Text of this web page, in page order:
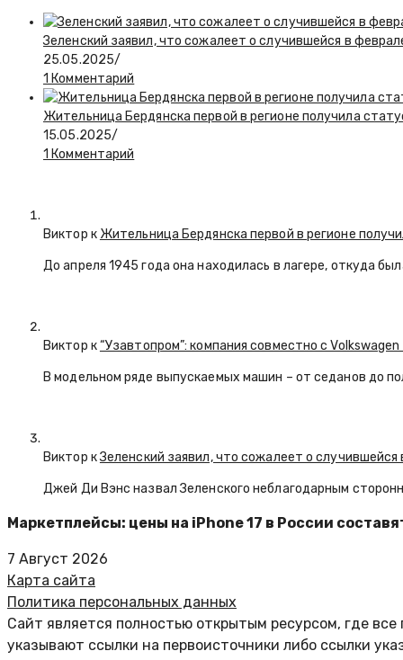
Зеленский заявил, что сожалеет о случившейся в
25.05.2025/
1 Комментарий
Жительница Бердянска первой в регионе получила
15.05.2025/
1 Комментарий
Виктор к Жительница Бердянска первой в регионе
До апреля 1945 года она находилась в лагере, откуда
Виктор к“Узавтопром”: компания совместно с
В модельном ряде выпускаемых машин – от седанов до
Виктор кЗеленский заявил, что сожалеет о
Джей Ди Вэнс назвал Зеленского неблагодарным
Маркетплейсы: цены на iPhone 17 в России
7 Август 2026
Карта сайта
Политика персональных данных
Сайт является полностью открытым ресурсом, где
указывают ссылки на первоисточники либо ссылки